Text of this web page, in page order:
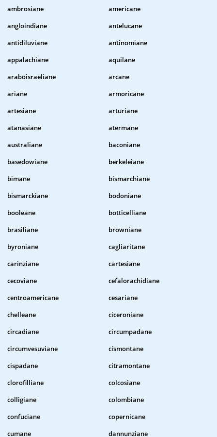
ambrosiane
americane
angloindiane
antelucane
antidiluviane
antinomiane
appalachiane
aquilane
araboisraeliane
arcane
ariane
armoricane
artesiane
arturiane
atanasiane
atermane
australiane
baconiane
basedowiane
berkeleiane
bimane
bismarchiane
bismarckiane
bodoniane
booleane
botticelliane
brasiliane
browniane
byroniane
cagliaritane
carinziane
cartesiane
cecoviane
cefalorachidiane
centroamericane
cesariane
chelleane
ciceroniane
circadiane
circumpadane
circumvesuviane
cismontane
cispadane
citramontane
clorofilliane
colcosiane
colligiane
colombiane
confuciane
copernicane
cumane
dannunziane